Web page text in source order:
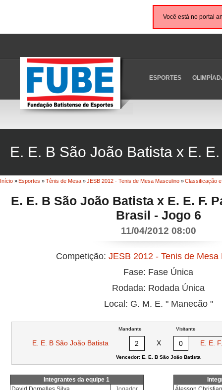
Você está no portal
ESPORTES
E. E. B São João Batista x E.
Início »Esportes »Tênis de Mesa »JESB 2012 - Tenis de Mesa Masculino »Classificação
E. E. B São João Batista x E. E. F.
Brasil - Jogo 6
11/04/2012 08:00
Competição: JESB 2012 - Tenis de Mesa
Fase: Fase Única
Rodada: Rodada Única
Local: G. M. E. " Manecão "
Mandante Visitante
E. E. B São João Batista 2 X 0 E. E.
Vencedor: E. E. B São João Batista
Integrantes da equipe 1